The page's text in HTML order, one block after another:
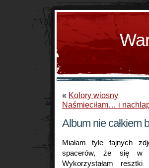
« Kolory wiosny
Naśmieciłam… i
Album nie całkiem
Miałam tyle fajnych
spacerów, że się w
Wykorzystałam